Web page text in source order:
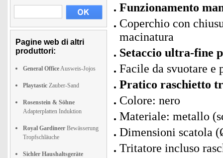
Pagine web di altri
produttori:
General OfficeAusweis-Jojos
Playtastic Zauber-Sand
Rosenstein & Söhne
Adapterplatten Induktion
Royal Gardineer Bewässerung
Tropfschläuche
Sichler Haushaltsgeräte
Funzionamento
Coperchio con
macinatura
Setaccio ultra-fine
Facile da svuotare
Pratico raschietto
Colore: nero
Materiale: metallo
Dimensioni scatola
Tritatore incluso